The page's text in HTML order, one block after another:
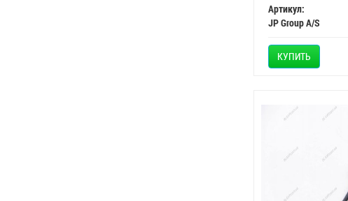
Артикул:
JP Group A/S
КУПИТЬ